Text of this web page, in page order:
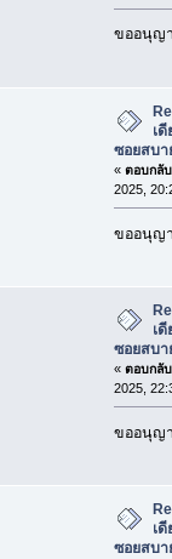
ขออนุญ
เ
ซอยสบา
« ตอบกลั
2025,
ขออนุญ
เ
ซอยสบา
« ตอบกลั
2025,
ขออนุญ
เ
ซอยสบา